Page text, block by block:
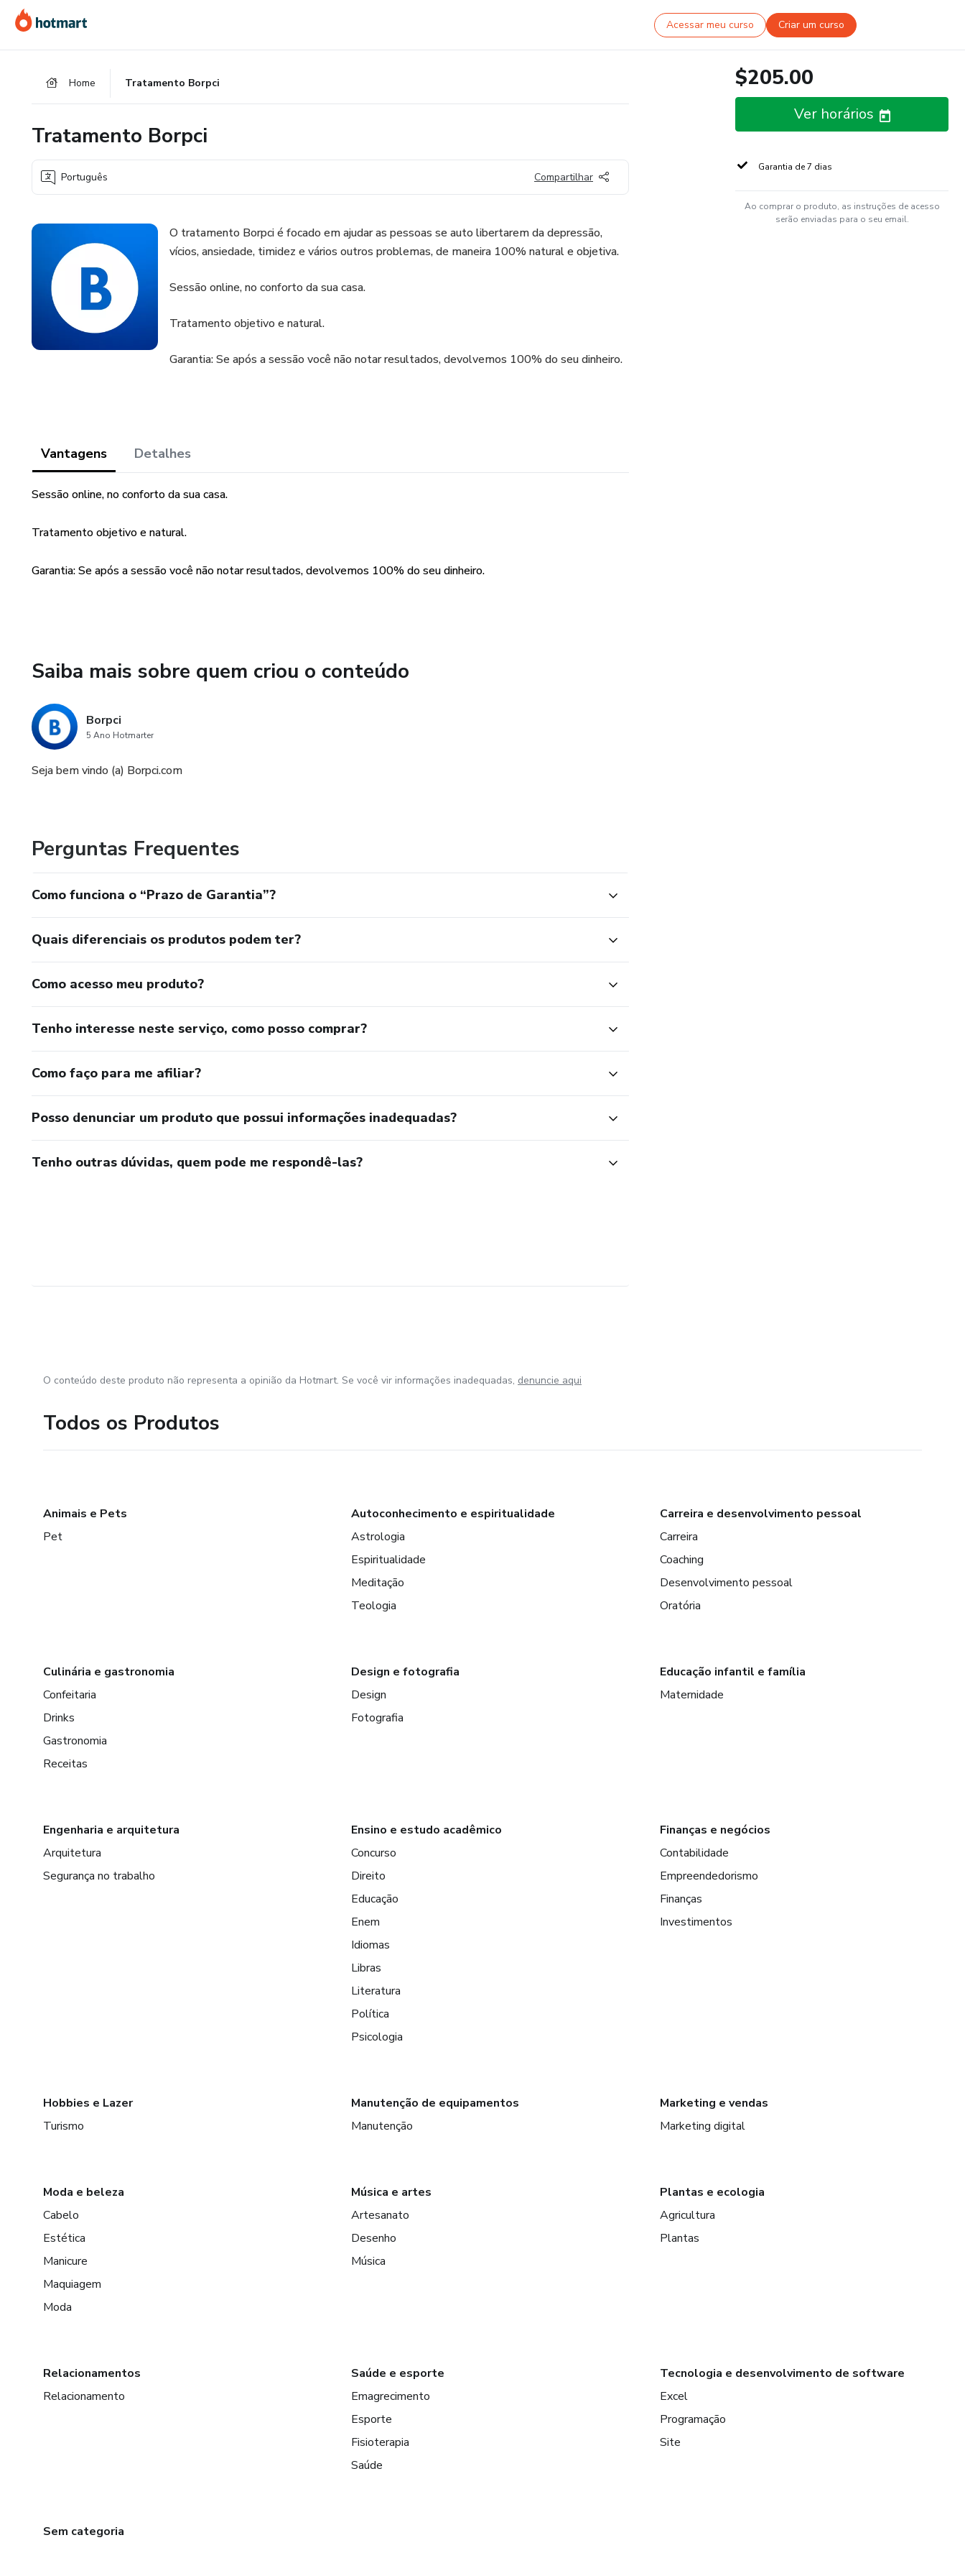
para
o
para
o
para
o
Acessar meu curso Criar um curso
Home Tratamento Borpci
Tratamento Borpci
Português Compartilhar
O tratamento Borpci é focado em ajudar as pessoas se auto libertarem da depressão,
vícios, ansiedade, timidez e vários outros problemas, de maneira 100% natural e objetiva.
Sessão online, no conforto da sua casa.
Tratamento objetivo e natural.
Garantia: Se após a sessão você não notar resultados, devolvemos 100% do seu dinheiro.
Vantagens Detalhes
Sessão online, no conforto da sua casa.
Tratamento objetivo e natural.
Garantia: Se após a sessão você não notar resultados, devolvemos 100% do seu dinheiro.
Saiba mais sobre quem criou o conteúdo
Borpci
5 Ano Hotmarter
Seja bem vindo (a) Borpci.com
Perguntas Frequentes
Como funciona o “Prazo de Garantia”?
Quais diferenciais os produtos podem ter?
Como acesso meu produto?
Tenho interesse neste serviço, como posso comprar?
Como faço para me afiliar?
Posso denunciar um produto que possui informações inadequadas?
Tenho outras dúvidas, quem pode me respondê-las?
$205.00
Ver horários
Garantia de 7 dias
Ao comprar o produto, as instruções de acesso
serão enviadas para o seu email.
O conteúdo deste produto não representa a opinião da Hotmart. Se você vir informações inadequadas, denuncie aqui
Todos os Produtos
Animais e Pets
Pet
Autoconhecimento e espiritualidade
Astrologia
Espiritualidade
Meditação
Teologia
Carreira e desenvolvimento pessoal
Carreira
Coaching
Desenvolvimento pessoal
Oratória
Culinária e gastronomia
Confeitaria
Drinks
Gastronomia
Receitas
Design e fotografia
Design
Fotografia
Educação infantil e família
Maternidade
Engenharia e arquitetura
Arquitetura
Segurança no trabalho
Ensino e estudo acadêmico
Concurso
Direito
Educação
Enem
Idiomas
Libras
Literatura
Política
Psicologia
Finanças e negócios
Contabilidade
Empreendedorismo
Finanças
Investimentos
Hobbies e Lazer
Turismo
Manutenção de equipamentos
Manutenção
Marketing e vendas
Marketing digital
Moda e beleza
Cabelo
Estética
Manicure
Maquiagem
Moda
Música e artes
Artesanato
Desenho
Música
Plantas e ecologia
Agricultura
Plantas
Relacionamentos
Relacionamento
Saúde e esporte
Emagrecimento
Esporte
Fisioterapia
Saúde
Tecnologia e desenvolvimento de software
Excel
Programação
Site
Sem categoria